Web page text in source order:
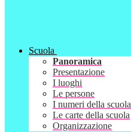
Scuola
Panoramica
Presentazione
I luoghi
Le persone
I numeri della scuola
Le carte della scuola
Organizzazione